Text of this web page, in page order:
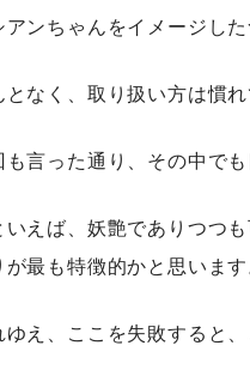
アンちゃんをイメージし
となく、取り扱い方は慣
も言った通り、その中で
いえば、妖艶でありつつ
が最も特徴的かと思います
ゆえ、ここを失敗すると